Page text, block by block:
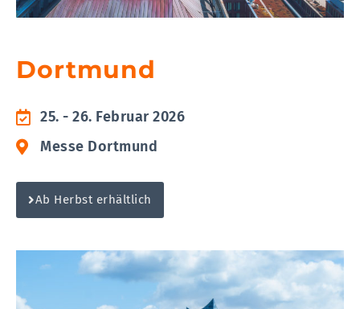
Dortmund
25. - 26. Februar 2026
Messe Dortmund
Ab Herbst erhältlich